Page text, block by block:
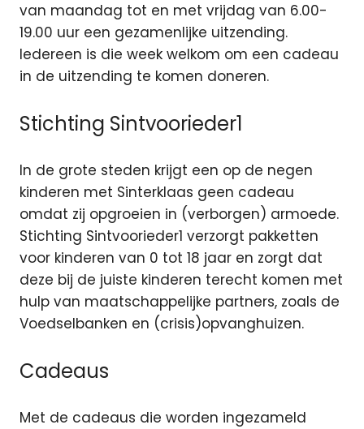
van maandag tot en met vrijdag van 6.00-
19.00 uur een gezamenlijke uitzending.
Iedereen is die week welkom om een cadeau
in de uitzending te komen doneren.
Stichting Sintvoorieder1
In de grote steden krijgt een op de negen
kinderen met Sinterklaas geen cadeau
omdat zij opgroeien in (verborgen) armoede.
Stichting Sintvoorieder1 verzorgt pakketten
voor kinderen van 0 tot 18 jaar en zorgt dat
deze bij de juiste kinderen terecht komen met
hulp van maatschappelijke partners, zoals de
Voedselbanken en (crisis)opvanghuizen.
Cadeaus
Met de cadeaus die worden ingezameld